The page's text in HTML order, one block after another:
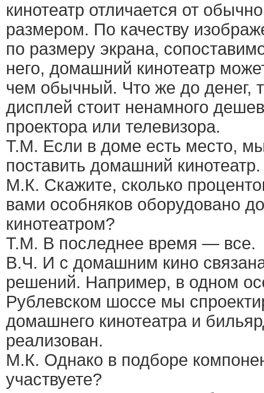
кинотеатр отличается от
размером. По качеству
по размеру экрана,
него, домашний кинотеатр
чем обычный. Что же до денег,
дисплей стоит ненамного
проектора или телевизора.
Т.М. Если в доме есть место,
поставить домашний кинотеатр.
М.К. Скажите, сколько
вами особняков оборудовано
кинотеатром?
Т.М. В последнее время — все.
В.Ч. И с домашним кино
решений. Например, в одном
Рублевском шоссе мы
домашнего кинотеатра и
реализован.
М.К. Однако в подборе
участвуете?